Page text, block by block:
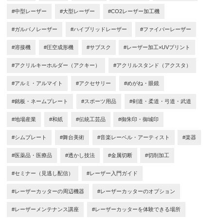
#中型レーザー #大型レーザー #CO2レーザー加工機
#ガルバノレーザー #ハイブリッドレーザー #ファイバーレーザー
#溶接機 #圧空成形機 #サブスク #レーザー加工×UVプリント
#アクリルキーホルダー（アクキー） #アクリルスタンド（アクスタ）
#アルミ・アルマイト #アクセサリー #めがね・眼鏡
#銘板・ネームプレート #スポーツ用品 #剣道・柔道・弓道・武道
#地場産業 #和紙 #伝統工芸品 #御朱印・御城印
#シムプレート #舞台美術 #音楽レーベル・アーティスト #楽器
#医薬品・医療品 #透かし技法 #金属切断 #切削加工
#セミナー（見逃し配信） #レーザー入門ガイド
#レーザーカッターの周辺機器 #レーザーカッターのオプション
#レーザーメンテナンス講座 #レーザーカッターを体験できる場所